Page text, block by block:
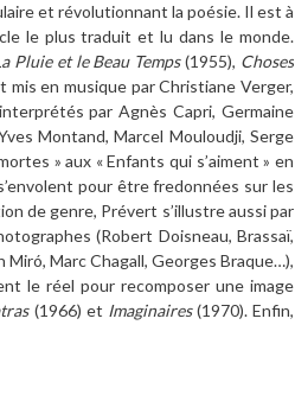
et révolutionnant la poésie. Il est à
le plus traduit et lu dans le monde.
Pluie et le Beau Temps(1955), Choses
en musique par Christiane Verger,
par Agnès Capri, Germaine
Montand, Marcel Mouloudji, Serge
» aux « Enfants qui s’aiment » en
pour être fredonnées sur les
de genre, Prévert s’illustre aussi par
(Robert Doisneau, Brassaï,
Marc Chagall, Georges Braque…),
le réel pour recomposer une image
(1966) et Imaginaires(1970). Enfin,